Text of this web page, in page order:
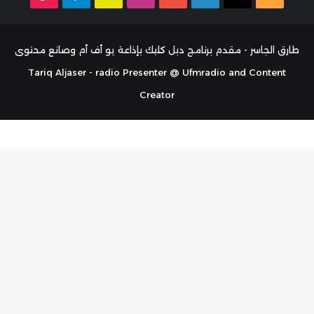
RSS
طارق الجاسر - مقدم برنامج دبل كليك بإذاعة يو أف أم وصانع محتوى
Tariq Aljaser - radio Presenter @ Ufmradio and Content
Creator